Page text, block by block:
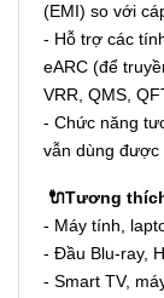
(EMI) so với
- Hỗ trợ các
eARC (để
VRR, QMS,
- Chức năng
vẫn dùng được
🔌Tương
- Máy tính,
- Đầu Blu-ray,
- Smart TV,